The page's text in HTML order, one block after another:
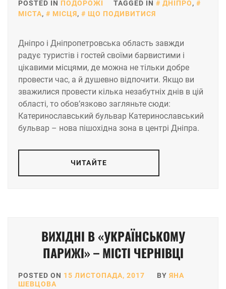
POSTED IN ПОДОРОЖІ TAGGED IN ДНІПРО,
МІСТА, МІСЦЯ, ЩО ПОДИВИТИСЯ
Дніпро і Дніпропетровська область завжди
радує туристів і гостей своїми барвистими і
цікавими місцями, де можна не тільки добре
провести час, а й душевно відпочити. Якщо ви
зважилися провести кілька незабутніх днів в цій
області, то обов’язково загляньте сюди:
Катеринославський бульвар Катеринославський
бульвар – нова пішохідна зона в центрі Дніпра.
ЧИТАЙТЕ
ВИХІДНІ В «УКРАЇНСЬКОМУ
ПАРИЖІ» – МІСТІ ЧЕРНІВЦІ
POSTED ON 15 ЛИСТОПАДА, 2017 BY ЯНА
ШЕВЦОВА